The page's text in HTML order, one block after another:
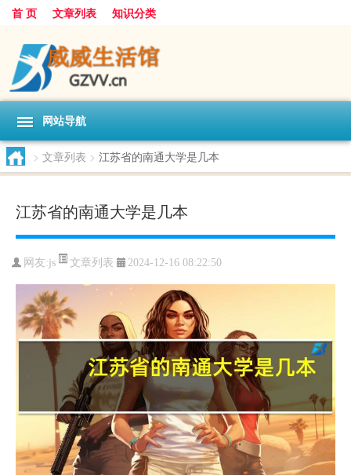
首 页 文章列表 知识分类
网站导航
> 文章列表 > 江苏省的南通大学是几本
江苏省的南通大学是几本
网友:js 文章列表 2024-12-16 08:22:50